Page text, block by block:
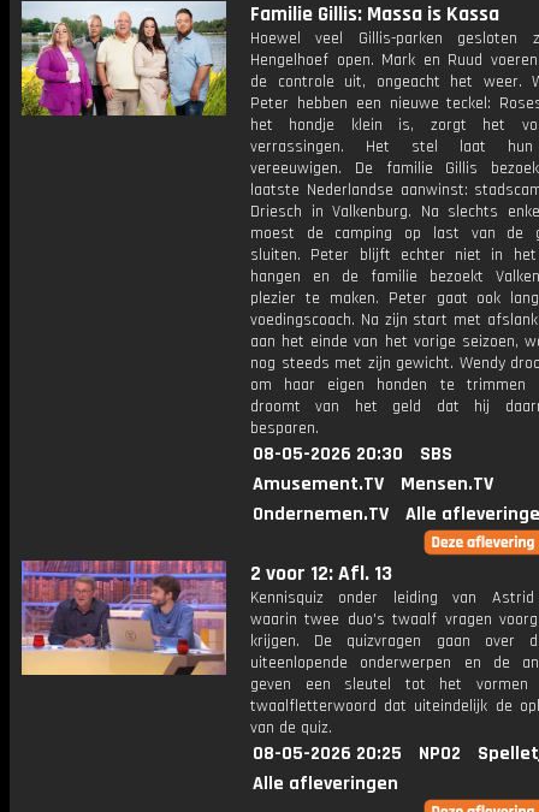
Familie Gillis: Massa is Kassa
Hoewel veel Gillis-parken gesloten
Hengelhoef open. Mark en Ruud
de controle uit, ongeacht het weer.
Peter hebben een nieuwe teckel:
het hondje klein is, zorgt het
verrassingen. Het stel laat hun
vereeuwigen. De familie Gillis
laatste Nederlandse aanwinst:
Driesch in Valkenburg. Na slechts
moest de camping op last van de
sluiten. Peter blijft echter niet in het
hangen en de familie bezoekt
plezier te maken. Peter gaat ook
voedingscoach. Na zijn start met
aan het einde van het vorige seizoen,
nog steeds met zijn gewicht. Wendy
om haar eigen honden te trimmen
droomt van het geld dat hij
besparen.
08-05-2026 20:30
SBS
Amusement.TV
Mensen.TV
Ondernemen.TV
Alle
2 voor 12: Afl. 13
Kennisquiz onder leiding van
waarin twee duo's twaalf vragen
krijgen. De quizvragen gaan over
uiteenlopende onderwerpen en de
geven een sleutel tot het vormen
twaalfletterwoord dat uiteindelijk de
van de quiz.
08-05-2026 20:25 NPO2
Alle afleveringen